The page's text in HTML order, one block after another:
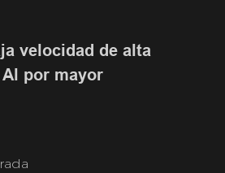
velocidad de alta
por mayor